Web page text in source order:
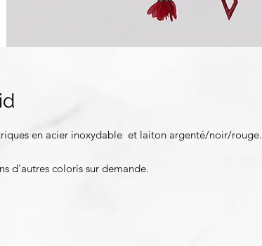
en acier inoxydable et laiton argenté/noir/rouge.
d'autres coloris sur demande.